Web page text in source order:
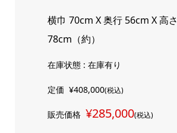
横巾 70cm X 奥行 56cm X 高さ
78cm（約）
在庫状態 : 在庫有り
定価 ¥408,000(税込)
販売価格 ¥285,000(税込)